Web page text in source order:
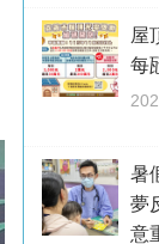
屋
每
暑
夢
意